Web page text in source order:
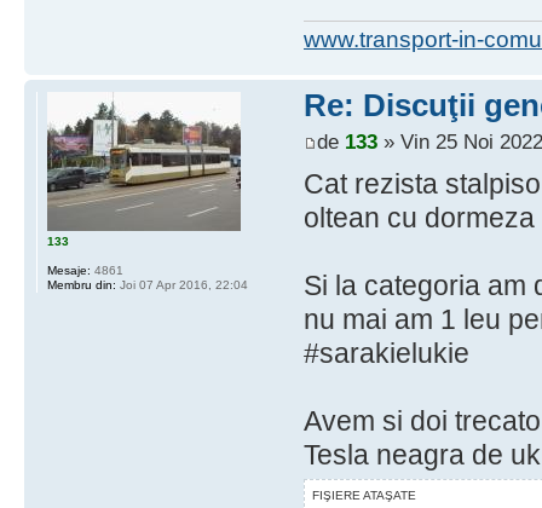
www.transport-in-
Re: Discuţii
de 133» Vin 25 Noi
Cat rezista
oltean cu
Si la categoria am
nu mai am 1 leu
#sarakielukie
Avem si doi
Tesla neagra de
FIŞIERE ATAŞATE
133
Mesaje: 4861
Membru din: Joi 07 Apr 2016, 22:04